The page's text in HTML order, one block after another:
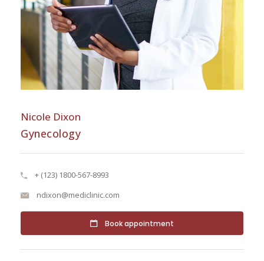
Nicole Dixon
Gynecology
+ (123) 1800-567-8993
ndixon@mediclinic.com
Book appointment